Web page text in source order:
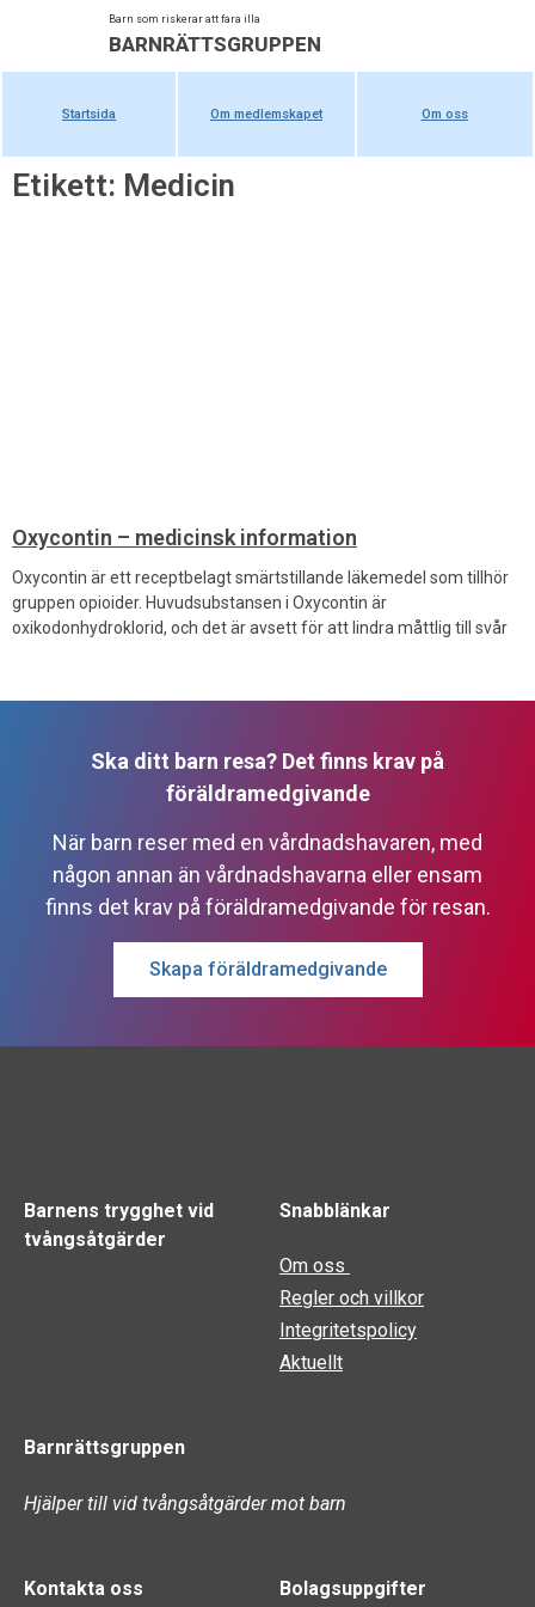
Barn som riskerar att fara illa
BARNRÄTTSGRUPPEN
Startsida Om medlemskapet Om oss
Etikett: Medicin
Oxycontin – medicinsk information
Oxycontin är ett receptbelagt smärtstillande läkemedel som tillhör
gruppen opioider. Huvudsubstansen i Oxycontin är
oxikodonhydroklorid, och det är avsett för att lindra måttlig till svår
Ska ditt barn resa? Det finns krav på
föräldramedgivande
När barn reser med en vårdnadshavaren, med
någon annan än vårdnadshavarna eller ensam
finns det krav på föräldramedgivande för resan.
Skapa föräldramedgivande
Barnens trygghet vid
tvångsåtgärder
Snabblänkar
Om oss
Regler och villkor
Integritetspolicy
Aktuellt
Barnrättsgruppen
Hjälper till vid tvångsåtgärder mot barn
Kontakta oss Bolagsuppgifter